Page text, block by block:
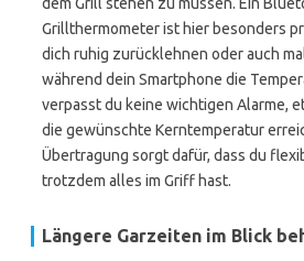
Grillthermometer ist hier besonders
dich ruhig zurücklehnen oder auch
während dein Smartphone die
verpasst du keine wichtigen Alarme,
die gewünschte Kerntemperatur
Übertragung sorgt dafür, dass du
trotzdem alles im Griff hast.
Längere Garzeiten im Blick